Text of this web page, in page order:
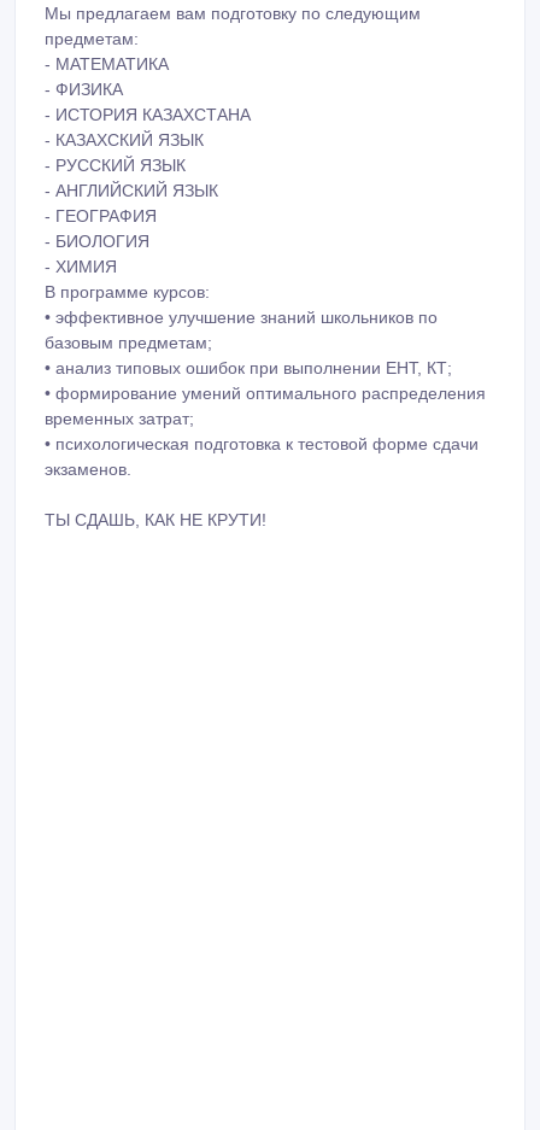
Мы предлагаем вам подготовку по следующим
предметам:
- МАТЕМАТИКА
- ФИЗИКА
- ИСТОРИЯ КАЗАХСТАНА
- КАЗАХСКИЙ ЯЗЫК
- РУССКИЙ ЯЗЫК
- АНГЛИЙСКИЙ ЯЗЫК
- ГЕОГРАФИЯ
- БИОЛОГИЯ
- ХИМИЯ
В программе курсов:
• эффективное улучшение знаний школьников по
базовым предметам;
• анализ типовых ошибок при выполнении ЕНТ, КТ;
• формирование умений оптимального распределения
временных затрат;
• психологическая подготовка к тестовой форме сдачи
экзаменов.
ТЫ СДАШЬ, КАК НЕ КРУТИ!